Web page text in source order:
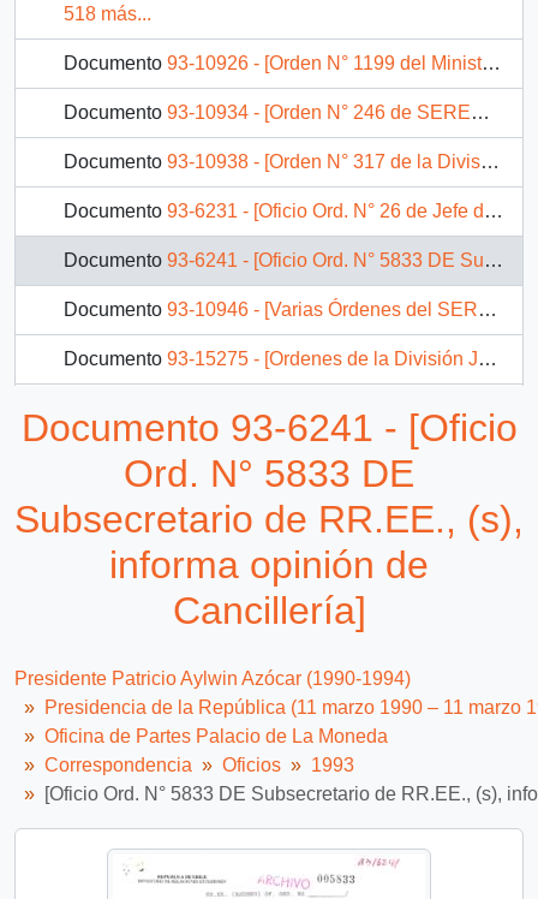
518 más...
Documento 93-10926 - [Orden N° 1199 del Ministerio de Transportes y Telecomunicaciones]
Documento 93-10934 - [Orden N° 246 de SEREMI de Justicia]
Documento 93-10938 - [Orden N° 317 de la División Judicial Providencia del Ministerio de Justicia]
Documento 93-6231 - [Oficio Ord. N° 26 de Jefe de Gabinete Ministro de Bienes Nacionales, solicita traslado de líneas telefónicas]
Documento 93-6241 - [Oficio Ord. N° 5833 DE Subsecretario de RR.EE., (s), informa opinión de Cancillería]
Documento 93-10946 - [Varias Órdenes del SEREMI de Salud V Región]
Documento 93-15275 - [Ordenes de la División Judicial del Ministerio de Justicia por solicitudes de indulto]
93-15277 - [Orden N° 2420 de la División Judicial del Ministerio de Justicia por solicitud de indulto de Patricio López]
Documento 93-15278 - [Orden N° 2421 de División Judicial del Ministerio de Justicia por solicitud de indulto de Luís Pérez Cabezas]
2764 más...
Documento 93-6241 - [Oficio
Ord. N° 5833 DE
Subsecretario de RR.EE., (s),
informa opinión de
Cancillería]
Presidente Patricio Aylwin Azócar (1990-1994)
Presidencia de la República (11 marzo 1990 – 11 marzo
Oficina de Partes Palacio de La Moneda
Correspondencia
Oficios
1993
[Oficio Ord. N° 5833 DE Subsecretario de RR.EE., (s),